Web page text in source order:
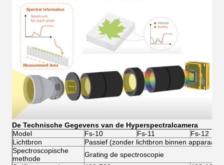
De Technische Gegevens van de Hyperspectralcamera
Model
Fs-10 Fs-11
Fs-12
Lichtbron
Passief (zonder lichtbron binnen apparaat)
Spectroscopische
methode
Grating de spectroscopie